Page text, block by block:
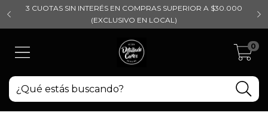
3 CUOTAS SIN INTERÉS EN COMPRAS SUPERIOR A $30.000
(EXCLUSIVO EN LOCAL)
0